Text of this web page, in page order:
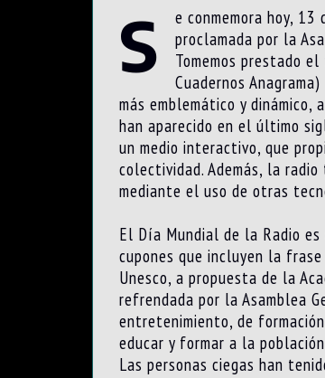
S
e conmemora hoy,
proclamada por la
Tomemos prestado
Cuadernos
más emblemático y dinámico,
han aparecido en el último
un medio interactivo, que
colectividad. Además, la
mediante el uso de otras
El Día Mundial de la Radio
cupones que incluyen la
Unesco, a propuesta de la
refrendada por la Asamblea
entretenimiento, de
educar y formar a la
Las personas ciegas han